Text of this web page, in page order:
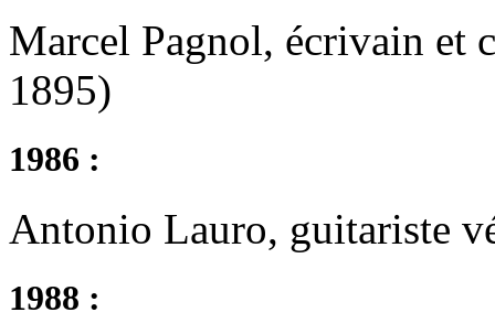
Marcel Pagnol, écrivain et
1895)
1986 :
Antonio Lauro, guitariste
1988 :